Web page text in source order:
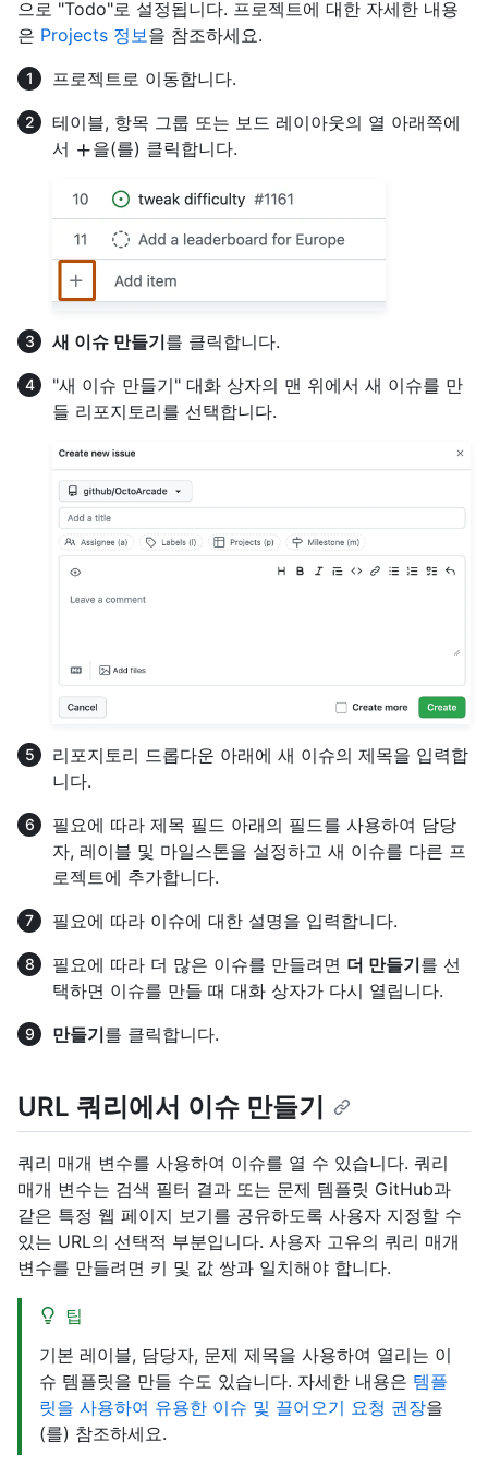
으로 "Todo"로 설정됩니다. 프로젝트에 대한 자세한 내용
은 Projects 정보 을 참조하세요.
프로젝트로 이동합니다.
테이블, 항목 그룹 또는 보드 레이아웃의 열 아래쪽에
서
을(를) 클릭합니다.
새 이슈 만들기를 클릭합니다.
"새 이슈 만들기" 대화 상자의 맨 위에서 새 이슈를 만
들 리포지토리를 선택합니다.
리포지토리 드롭다운 아래에 새 이슈의 제목을 입력합
니다.
필요에 따라 제목 필드 아래의 필드를 사용하여 담당
자, 레이블 및 마일스톤을 설정하고 새 이슈를 다른 프
로젝트에 추가합니다.
필요에 따라 이슈에 대한 설명을 입력합니다.
필요에 따라 더 많은 이슈를 만들려면 더 만들기를 선
택하면 이슈를 만들 때 대화 상자가 다시 열립니다.
만들기를 클릭합니다.
URL 쿼리에서 이슈 만들기
쿼리 매개 변수를 사용하여 이슈를 열 수 있습니다. 쿼리
매개 변수는 검색 필터 결과 또는 문제 템플릿 GitHub과
같은 특정 웹 페이지 보기를 공유하도록 사용자 지정할 수
있는 URL의 선택적 부분입니다. 사용자 고유의 쿼리 매개
변수를 만들려면 키 및 값 쌍과 일치해야 합니다.
팁
기본 레이블, 담당자, 문제 제목을 사용하여 열리는 이
슈 템플릿을 만들 수도 있습니다. 자세한 내용은 템플
릿을 사용하여 유용한 이슈 및 끌어오기 요청 권장을
(를) 참조하세요.